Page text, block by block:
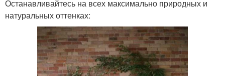
Останавливайтесь на всех максимально природных и
натуральных оттенках: